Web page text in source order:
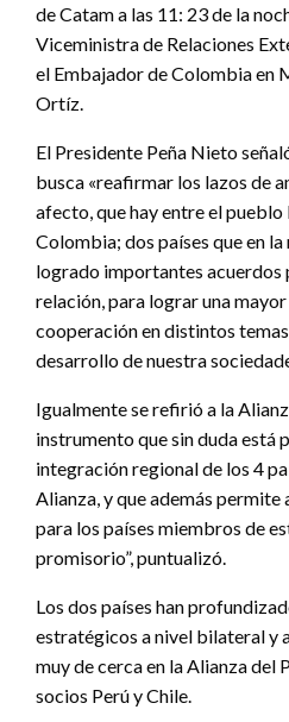
de Catam a las 11: 23 de la
Viceministra de Relaciones
el Embajador de Colombia en
Ortíz.
El Presidente Peña Nieto
busca «reafirmar los lazos de
afecto, que hay entre el
Colombia; dos países que en
logrado importantes
relación, para lograr una
cooperación en distintos
desarrollo de nuestra
Igualmente se refirió a la
instrumento que sin duda está
integración regional de los 4
Alianza, y que además
para los países miembros de
promisorio”, puntualizó.
Los dos países han
estratégicos a nivel bilateral y
muy de cerca en la Alianza del
socios Perú y Chile.